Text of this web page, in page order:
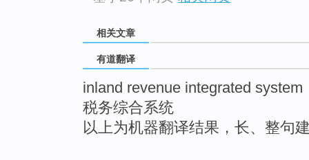
相关文章
有道翻译
inland revenue integrated system
税务综合系统
以上为机器翻译结果，长、整句